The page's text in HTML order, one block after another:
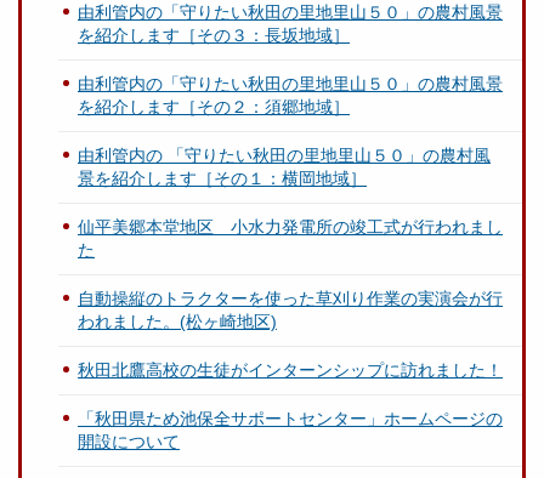
由利管内の「守りたい秋田の里地里山５０」の農村風景
を紹介します［その３：長坂地域］
由利管内の「守りたい秋田の里地里山５０」の農村風景
を紹介します［その２：須郷地域］
由利管内の 「守りたい秋田の里地里山５０」の農村風
景を紹介します［その１：横岡地域］
仙平美郷本堂地区 小水力発電所の竣工式が行われまし
た
自動操縦のトラクターを使った草刈り作業の実演会が行
われました。(松ヶ崎地区)
秋田北鷹高校の生徒がインターンシップに訪れました！
「秋田県ため池保全サポートセンター」ホームページの
開設について